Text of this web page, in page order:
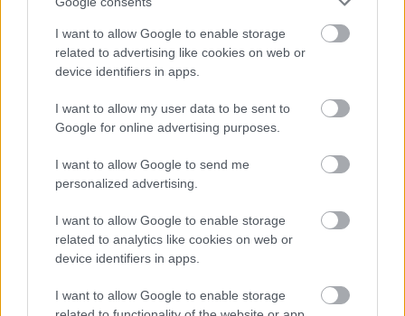
I want to allow Google to enable storage
related to advertising like cookies on web or
device identifiers in apps.
I want to allow my user data to be sent to
Google for online advertising purposes.
I want to allow Google to send me
personalized advertising.
I want to allow Google to enable storage
related to analytics like cookies on web or
device identifiers in apps.
I want to allow Google to enable storage